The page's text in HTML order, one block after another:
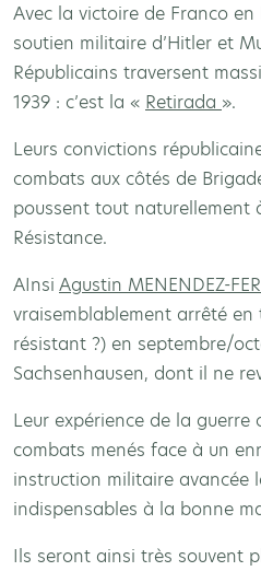
Avec la victoire de Franco
soutien militaire d’Hitler et
Républicains traversent
1939 : c’est la « Retirada ».
Leurs convictions
combats aux côtés de
poussent tout naturellement
Résistance.
AInsi Agustin MENENDEZ-
vraisemblablement arrêté
résistant ?) en septembre/
Sachsenhausen, dont il ne
Leur expérience de la guerre
combats menés face à un
instruction militaire avancée
indispensables à la bonne
Ils seront ainsi très souvent